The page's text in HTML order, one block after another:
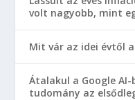
volt nagyobb, mint
Mit vár az idei évtől a
Átalakul a Google
tudomány az